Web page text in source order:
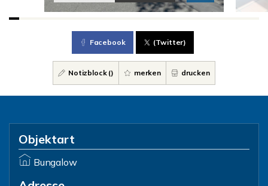
Facebook (Twitter)
Notizblock () merken drucken
Objektart
Bungalow